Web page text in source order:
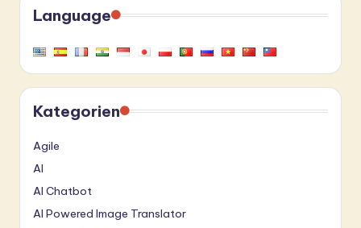
Language
Kategorien
Agile
AI
AI Chatbot
AI Powered Image Translator